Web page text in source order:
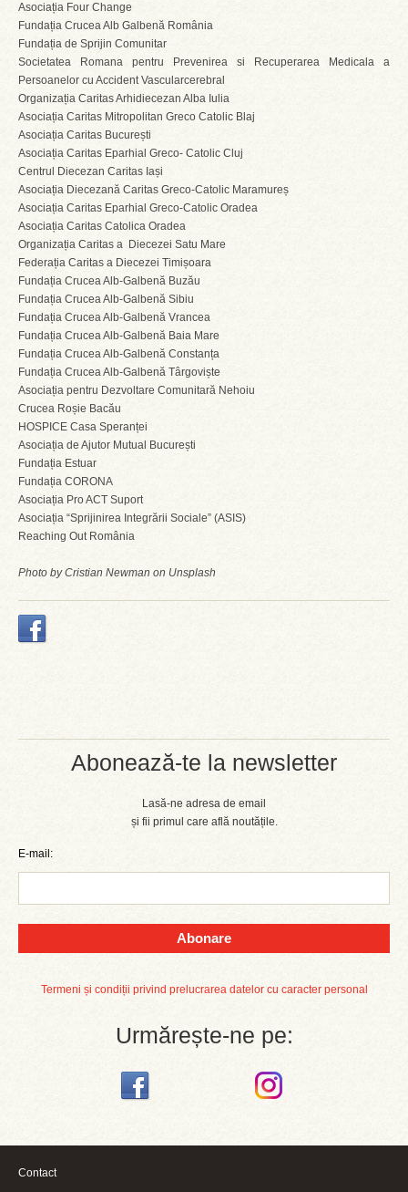
Abonează-te la newsletter
Lasă-ne adresa de email
și fii primul care află noutățile.
E-mail:
Abonare
Termeni și condiții privind prelucrarea datelor cu caracter personal
Urmărește-ne pe:
Asociația Four Change
Fundația Crucea Alb Galbenă România
Fundația de Sprijin Comunitar
Societatea Romana pentru Prevenirea si Recuperarea Medicala a
Persoanelor cu Accident Vascularcerebral
Organizația Caritas Arhidiecezan Alba Iulia
Asociația Caritas Mitropolitan Greco Catolic Blaj
Asociația Caritas București
Asociația Caritas Eparhial Greco- Catolic Cluj
Centrul Diecezan Caritas Iași
Asociația Diecezană Caritas Greco-Catolic Maramureș
Asociația Caritas Eparhial Greco-Catolic Oradea
Asociația Caritas Catolica Oradea
Organizația Caritas a Diecezei Satu Mare
Federația Caritas a Diecezei Timișoara
Fundația Crucea Alb-Galbenă Buzău
Fundația Crucea Alb-Galbenă Sibiu
Fundația Crucea Alb-Galbenă Vrancea
Fundația Crucea Alb-Galbenă Baia Mare
Fundația Crucea Alb-Galbenă Constanța
Fundația Crucea Alb-Galbenă Târgoviște
Asociația pentru Dezvoltare Comunitară Nehoiu
Crucea Roșie Bacău
HOSPICE Casa Speranței
Asociația de Ajutor Mutual București
Fundația Estuar
Fundația CORONA
Asociația Pro ACT Suport
Asociația “Sprijinirea Integrării Sociale” (ASIS)
Reaching Out România
Photo by Cristian Newman on Unsplash
Contact